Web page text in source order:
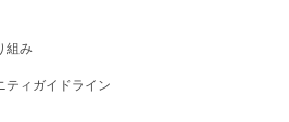
組み
ティガイドライン